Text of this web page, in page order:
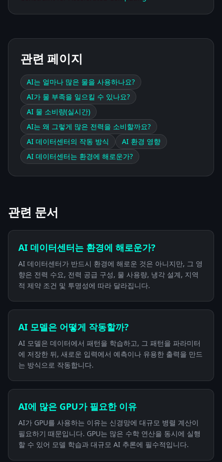
관련 페이지
AI는 얼마나 많은 물을 사용하나요?
AI가 물 부족을 일으킬 수 있나요?
AI 물 소비량(실시간)
AI는 왜 그렇게 많은 전력을 소비할까요?
AI 데이터센터의 작동 방식
AI 환경 영향
AI 데이터센터는 환경에 해로운가?
관련 문서
AI 데이터센터는 환경에 해로운가?
AI 데이터센터가 반드시 환경에 해로운 것은 아니지만, 그 영
향은 전력 수요, 전력 공급 구성, 물 사용량, 냉각 설계, 지역
적 제약 조건 및 투명성에 따라 달라집니다.
AI 모델은 어떻게 작동할까?
AI 모델은 데이터에서 패턴을 학습하고, 그 패턴을 파라미터
에 저장한 뒤, 새로운 입력에서 예측이나 유용한 출력을 만드
는 방식으로 작동합니다.
AI에 많은 GPU가 필요한 이유
AI가 GPU를 사용하는 이유는 신경망에 대규모 병렬 계산이
필요하기 때문입니다. GPU는 많은 수학 연산을 동시에 실행
할 수 있어 모델 학습과 대규모 AI 추론에 필수적입니다.